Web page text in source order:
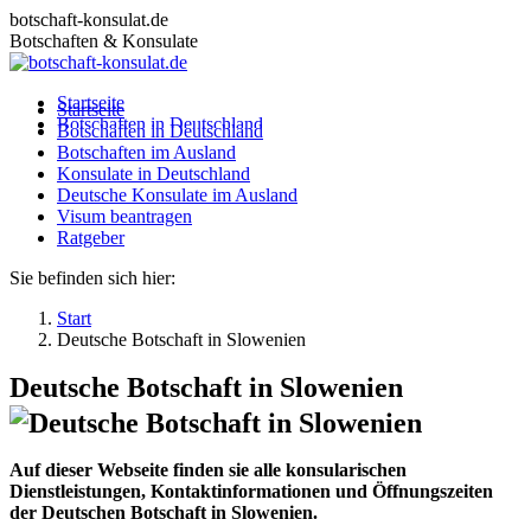
Zum
Inhalt
springen
botschaft-konsulat.de
Botschaften & Konsulate
Startseite
Botschaften in Deutschland
Botschaften im Ausland
Konsulate in Deutschland
Deutsche Konsulate im Ausland
Visum beantragen
Ratgeber
Startseite
Botschaften in Deutschland
Botschaften im Ausland
Konsulate in Deutschland
Deutsche Konsulate im Ausland
Visum beantragen
Ratgeber
Sie befinden sich hier:
Start
Deutsche Botschaft in Slowenien
Deutsche Botschaft in Slowenien
Auf dieser Webseite finden sie alle konsularischen
Dienstleistungen, Kontaktinformationen und Öffnungszeiten
der Deutschen Botschaft in Slowenien.